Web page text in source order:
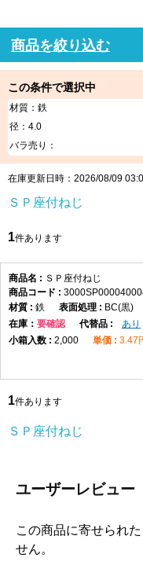
商品を絞り込む
この条件で選択中
材質：鉄
径：4.0
バラ売り：
在庫更新日時：2026/08/09
ＳＰ座付ねじ
1件あります
ＳＰ座付ねじ
鉄
BC(黒)
在庫
要確認
あり
2,000
3.47
1件あります
ＳＰ座付ねじ
ユーザーレビュー
この商品に寄せられ
せん。